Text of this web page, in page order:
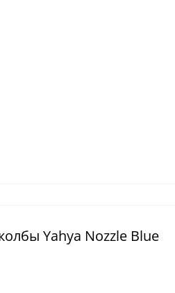
Yahya Nozzle Blue